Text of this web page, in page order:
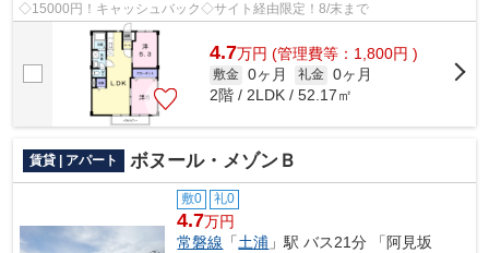
◇15000円！キャッシュバック◇サイト経由限定！8/末まで
4.7万円 (管理費等：1,800円 )
敷金 0ヶ月 礼金 0ヶ月
2階 / 2LDK / 52.17㎡
賃貸 | アパート ボヌール・メゾンＢ
敷0 礼0
4.7万円
常磐線 「土浦 」駅 バス21分 「阿見坂